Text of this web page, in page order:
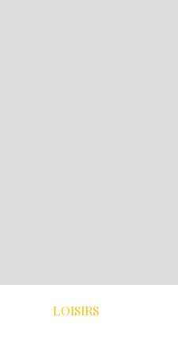
LOISIRS